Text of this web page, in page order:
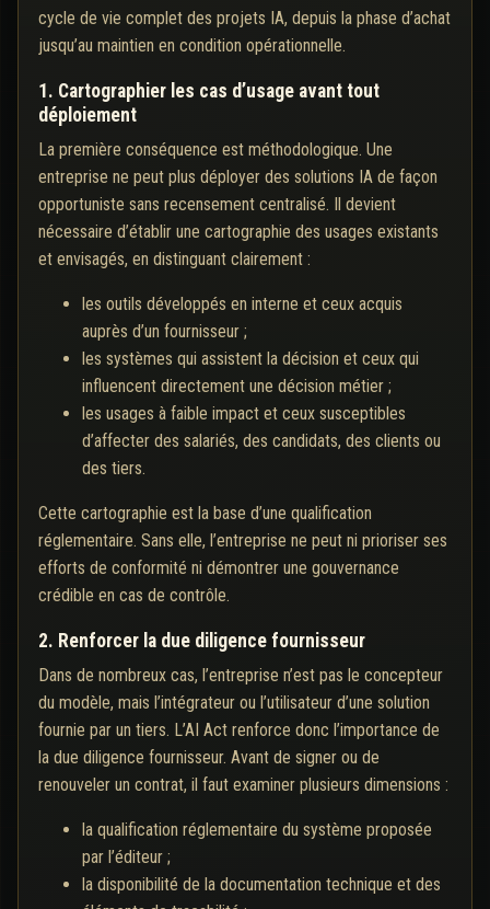
cycle de vie complet des projets IA, depuis la phase d’achat
jusqu’au maintien en condition opérationnelle.
1. Cartographier les cas d’usage avant tout
déploiement
La première conséquence est méthodologique. Une
entreprise ne peut plus déployer des solutions IA de façon
opportuniste sans recensement centralisé. Il devient
nécessaire d’établir une cartographie des usages existants
et envisagés, en distinguant clairement :
les outils développés en interne et ceux acquis
auprès d’un fournisseur ;
les systèmes qui assistent la décision et ceux qui
influencent directement une décision métier ;
les usages à faible impact et ceux susceptibles
d’affecter des salariés, des candidats, des clients ou
des tiers.
Cette cartographie est la base d’une qualification
réglementaire. Sans elle, l’entreprise ne peut ni prioriser ses
efforts de conformité ni démontrer une gouvernance
crédible en cas de contrôle.
2. Renforcer la due diligence fournisseur
Dans de nombreux cas, l’entreprise n’est pas le concepteur
du modèle, mais l’intégrateur ou l’utilisateur d’une solution
fournie par un tiers. L’AI Act renforce donc l’importance de
la due diligence fournisseur. Avant de signer ou de
renouveler un contrat, il faut examiner plusieurs dimensions :
la qualification réglementaire du système proposée
par l’éditeur ;
la disponibilité de la documentation technique et des